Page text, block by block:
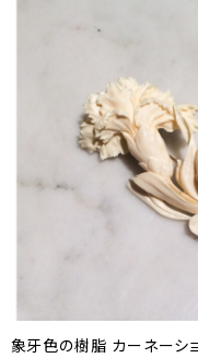
象牙色の樹脂 カーネーシ